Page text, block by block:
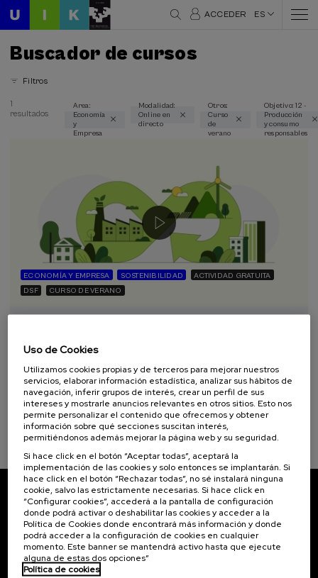
ACCEDER ES
Buscador de cursos
Filtros
Áreas temáticas
Economía y Empresa (1)
Online en directo (1)
Tipo de actividad
Curso de verano (1)
Objetivos de desarrollo sostenible
12 - Producción y consumo responsables (1)
1
resultados
Area:
Economía
y
Empresa
Modalidad:
Online en
directo
Otros:
Curso
de
verano
Objetivo: 12 -
Producción
y consumo
responsables
ECONOMÍA Y EMPRESA SOSTENIBILIDAD
ACTIVIDAD GRATUITA
DSF
CURSO DE VERANO
sector primario
10 h. Euskera Español .
...
Gratuito
Últimas
plazas
Gratuito
Fecha
pasada
Lista
de
espera
Plazo
de
matrícula
finalizado
Suscríbete a nuestro boletín
Inscríbete para ser el primero/a en recibir las
novedades de UIK.
Suscribirse
Uso de Cookies
Utilizamos cookies propias y de terceros para mejorar nuestros
servicios, elaborar información estadística, analizar sus hábitos de
navegación, inferir grupos de interés, crear un perfil de sus
intereses y mostrarle anuncios relevantes en otros sitios. Esto nos
permite personalizar el contenido que ofrecemos y obtener
información sobre qué secciones suscitan interés,
permitiéndonos además mejorar la página web y su seguridad.
Si hace click en el botón “Aceptar todas”, aceptará la
implementación de las cookies y solo entonces se implantarán. Si
hace click en el botón “Rechazar todas”, no sé instalará ninguna
cookie, salvo las estrictamente necesarias. Si hace click en
“Configurar cookies”, accederá a la pantalla de configuración
donde podrá activar o deshabilitar las cookies y acceder a la
Política de Cookies donde encontrará más información y donde
podrá acceder a la configuración de cookies en cualquier
momento. Este banner se mantendrá activo hasta que ejecute
alguna de estas dos opciones”
Política de cookies